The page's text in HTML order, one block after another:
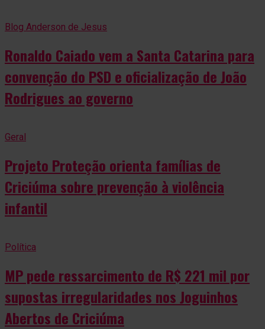
Blog Anderson de Jesus
Ronaldo Caiado vem a Santa Catarina para
convenção do PSD e oficialização de João
Rodrigues ao governo
Geral
Projeto Proteção orienta famílias de
Criciúma sobre prevenção à violência
infantil
Política
MP pede ressarcimento de R$ 221 mil por
supostas irregularidades nos Joguinhos
Abertos de Criciúma